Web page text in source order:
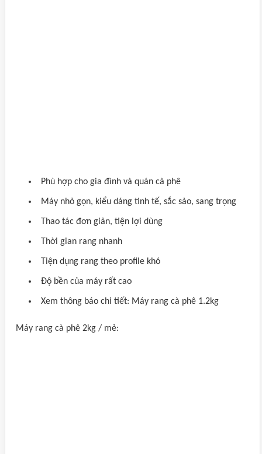
Phù hợp cho gia đình và quán cà phê
Máy nhỏ gọn, kiểu dáng tinh tế, sắc sảo, sang trọng
Thao tác đơn giản, tiện lợi dùng
Thời gian rang nhanh
Tiện dụng rang theo profile khó
Độ bền của máy rất cao
Xem thông báo chi tiết: Máy rang cà phê 1.2kg
Máy rang cà phê 2kg / mẻ: